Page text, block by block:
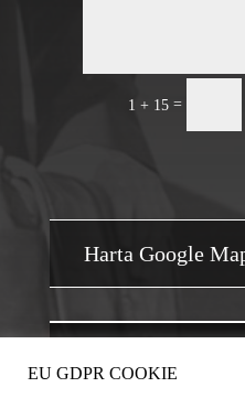
1 + 15 =
Harta Google
EU GDPR COOKIE